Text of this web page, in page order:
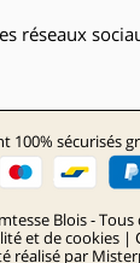
réseaux
100% sécurisés
Blois -
et de cookies|
réalisé par